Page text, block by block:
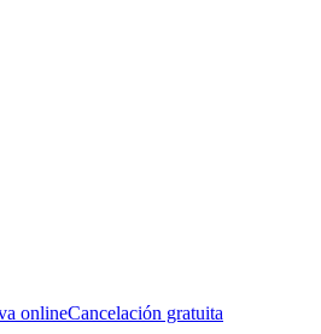
onlineCancelación gratuita